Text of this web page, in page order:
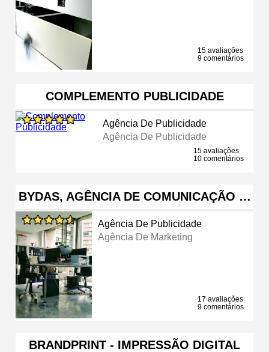
15 avaliações
9 comentários
COMPLEMENTO PUBLICIDADE
Agência De Publicidade
Agência De Publicidade
15 avaliações
10 comentários
BYDAS, AGÊNCIA DE COMUNICAÇÃO …
Agência De Publicidade
Agência De Marketing
17 avaliações
9 comentários
BRANDPRINT - IMPRESSÃO DIGITAL